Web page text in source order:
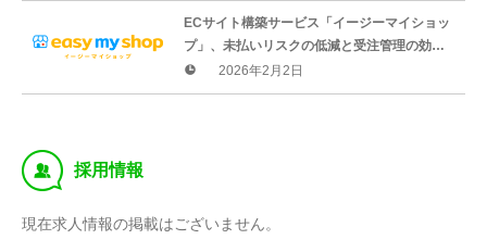
ECサイト構築サービス「イージーマイショッ
プ」、未払いリスクの低減と受注管理の効率
化を実現するバージョンアップを実装
2026年2月2日
‰ 採用情報
現在求人情報の掲載はございません。